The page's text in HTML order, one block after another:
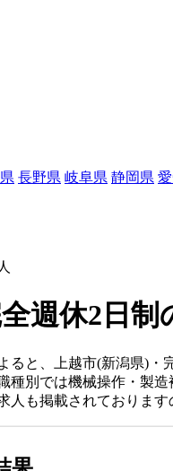
長野県 岐阜県 静岡県
週休2日
ると、上越市(新潟県)・
種別では機械操作・製
も掲載されておりま